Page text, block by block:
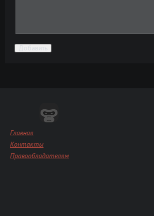
Добавить
Главная
Контакты
Правообладателям